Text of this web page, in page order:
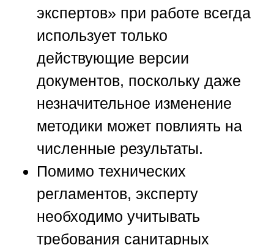
экспертов» при работе всегда
использует только
действующие версии
документов, поскольку даже
незначительное изменение
методики может повлиять на
численные результаты.
Помимо технических
регламентов, эксперту
необходимо учитывать
требования санитарных